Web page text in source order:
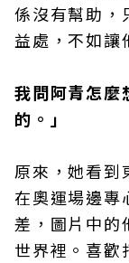
係沒有幫助，
益處，不如讓
我問阿青怎麼
的。」
原來，她看到
在奧運場邊專
差，圖片中的
世界裡。喜歡